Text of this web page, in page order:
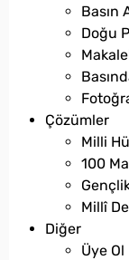
Basın
Doğu
Çözümler
Milli
100
Millî
Diğer
Üye Ol